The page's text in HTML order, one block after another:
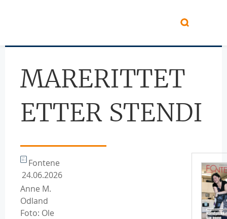
MARERITTET
ETTER STENDI
Fontene
24.06.2026
Anne M.
Odland
Foto: Ole